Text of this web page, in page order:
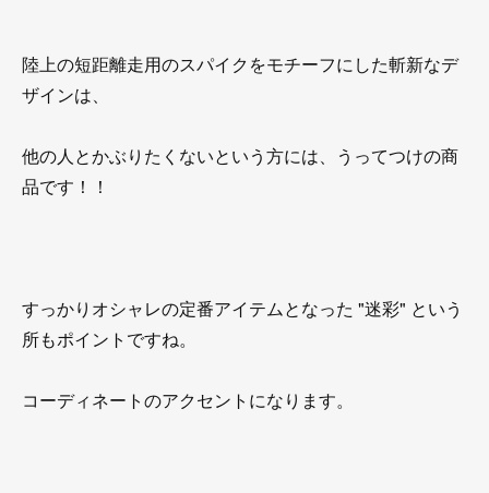
陸上の短距離走用のスパイクをモチーフにした斬新なデ
ザインは、
他の人とかぶりたくないという方には、うってつけの商
品です！！
すっかりオシャレの定番アイテムとなった "迷彩" という
所もポイントですね。
コーディネートのアクセントになります。